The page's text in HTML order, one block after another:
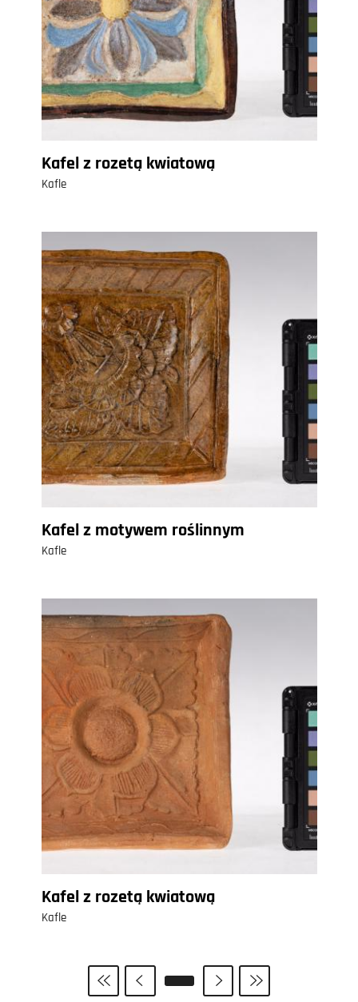
Kafel z rozetą kwiatową
Kafle
Kafel z motywem roślinnym
Kafle
Kafel z rozetą kwiatową
Kafle